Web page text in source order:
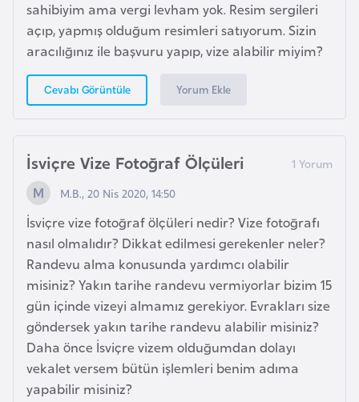
sahibiyim ama vergi levham yok. Resim sergileri
açıp, yapmış olduğum resimleri satıyorum. Sizin
aracılığınız ile başvuru yapıp, vize alabilir miyim?
Cevabı Görüntüle Yorum Ekle
İsviçre Vize Fotoğraf Ölçüleri
M.B., 20 Nis 2020, 14:50
İsviçre vize fotoğraf ölçüleri nedir? Vize fotoğrafı
nasıl olmalıdır? Dikkat edilmesi gerekenler neler?
Randevu alma konusunda yardımcı olabilir
misiniz? Yakın tarihe randevu vermiyorlar bizim 15
gün içinde vizeyi almamız gerekiyor. Evrakları size
göndersek yakın tarihe randevu alabilir misiniz?
Daha önce İsviçre vizem olduğumdan dolayı
vekalet versem bütün işlemleri benim adıma
yapabilir misiniz?
D
a
n
i
a
r
k
a
D
e
m
o
k
r
a
t
i